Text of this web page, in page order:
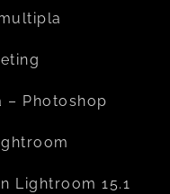
– Photoshop
Lightroom 15.1